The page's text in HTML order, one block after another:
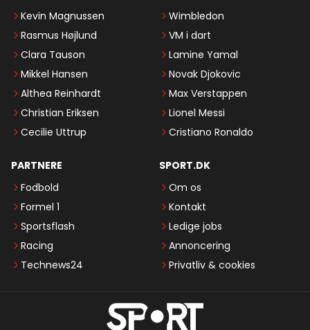
Kevin Magnussen
Rasmus Højlund
Clara Tauson
Mikkel Hansen
Althea Reinhardt
Christian Eriksen
Cecilie Uttrup
Wimbledon
VM i dart
Lamine Yamal
Novak Djokovic
Max Verstappen
Lionel Messi
Cristiano Ronaldo
PARTNERE
Fodbold
Formel 1
Sportsflash
Racing
Technews24
SPORT.DK
Om os
Kontakt
Ledige jobs
Annoncering
Privatliv & cookies